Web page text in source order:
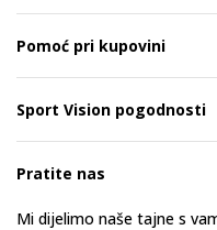
Pomoć pri kupovini
Sport Vision pogodnosti
Pratite nas
Mi dijelimo naše tajne s